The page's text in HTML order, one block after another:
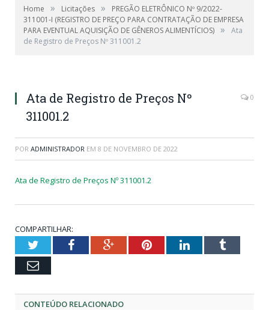
Home » Licitações »
PREGÃO ELETRÔNICO Nº 9/2022-
311001-I (REGISTRO DE PREÇO PARA CONTRATAÇÃO DE EMPRESA
PARA EVENTUAL AQUISIÇÃO DE GÊNEROS ALIMENTÍCIOS) »
Ata
de Registro de Preços Nº 311001.2
Ata de Registro de Preços Nº
311001.2
0
POR ADMINISTRADOR EM 8 DE NOVEMBRO DE 2022
Ata de Registro de Preços Nº 311001.2
COMPARTILHAR:
TwitterFacebookGoogle+PinterestLinkedInTumblr
Email
CONTEÚDO RELACIONADO